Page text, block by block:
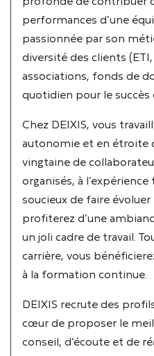
EXPERT COMPTABLE
profonde de contribuer
performances d’une
passionnée par son
diversité des clients
associations, fonds de
quotidien pour le succès
Chez DEIXIS, vous
autonomie et en étroite
vingtaine de
organisés, à
soucieux de faire évoluer
profiterez d’une
un joli cadre de travail.
carrière, vous
à la formation continue.
DEIXIS recrute des
cœur de proposer le
conseil, d’écoute et de